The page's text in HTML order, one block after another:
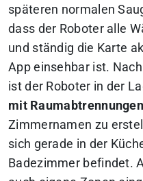
späteren normalen
dass der Roboter alle
und ständig die Karte
App einsehbar ist.
ist der Roboter in der
mit Raumabtrennungen
Zimmernamen zu
sich gerade in der
Badezimmer befindet.